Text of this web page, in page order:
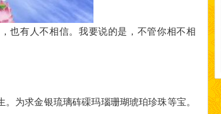
也有人不相信。我要说的是，不管你相不相
。为求金银琉璃砗磲玛瑙珊瑚琥珀珍珠等宝。